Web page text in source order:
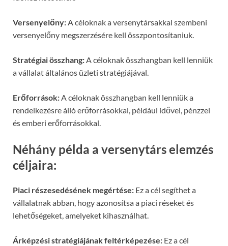
Versenyelőny:A céloknak a versenytársakkal szembeni
versenyelőny megszerzésére kell összpontosítaniuk.
Stratégiai összhang:A céloknak összhangban kell lenniük
a vállalat általános üzleti stratégiájával.
Erőforrások:A céloknak összhangban kell lenniük a
rendelkezésre álló erőforrásokkal, például idővel, pénzzel
és emberi erőforrásokkal.
Néhány példa a versenytárs elemzés
céljaira:
Piaci részesedésének megértése: Ez a cél segíthet a
vállalatnak abban, hogy azonosítsa a piaci réseket és
lehetőségeket, amelyeket kihasználhat.
Árképzési stratégiájának feltérképezése: Ez a cél